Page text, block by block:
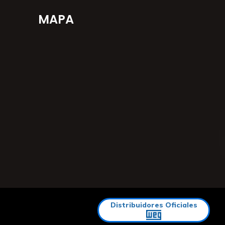
Distribuidores Oficiales
MAPA